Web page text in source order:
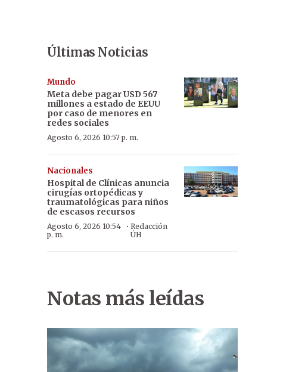
Últimas Noticias
Mundo
Meta debe pagar USD 567
millones a estado de EEUU
por caso de menores en
redes sociales
Agosto 6, 2026 10:57 p. m.
Nacionales
Hospital de Clínicas anuncia
cirugías ortopédicas y
traumatológicas para niños
de escasos recursos
Agosto 6, 2026 10:54
p. m.
· Redacción
ÚH
Notas más leídas